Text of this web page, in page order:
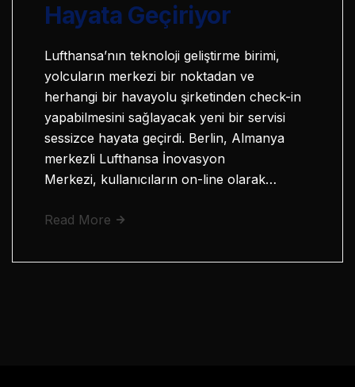
Hayata Geçiriyor
Lufthansa’nın teknoloji geliştirme birimi,
yolcuların merkezi bir noktadan ve
herhangi bir havayolu şirketinden check-in
yapabilmesini sağlayacak yeni bir servisi
sessizce hayata geçirdi. Berlin, Almanya
merkezli Lufthansa İnovasyon
Merkezi, kullanıcıların on-line olarak…
Read More